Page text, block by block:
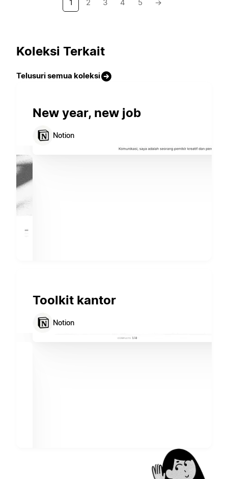
1 2 3 4 5 →
Koleksi Terkait
Telusuri semua koleksi
New year, new job
Notion
Toolkit kantor
Notion